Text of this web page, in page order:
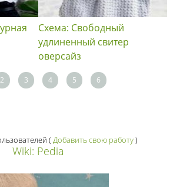
Схема: Свободный
удлиненный свитер
оверсайз
2 3 4 5 6
( Добавить свою работу)
Wiki: Pedia